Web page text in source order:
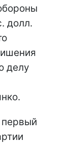
долл.
делу